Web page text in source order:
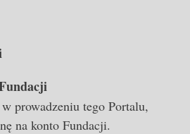
prowadzeniu tego Portalu,
na konto Fundacji.